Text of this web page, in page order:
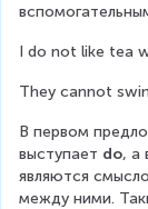
I do not like tea
They cannot
В первом
выступает do, а
являются
между ними.